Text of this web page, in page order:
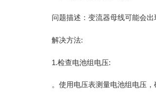
问题描述：变流器母线可能会
解决方法:
1.检查电池组电压:
。使用电压表测量电池组电压，